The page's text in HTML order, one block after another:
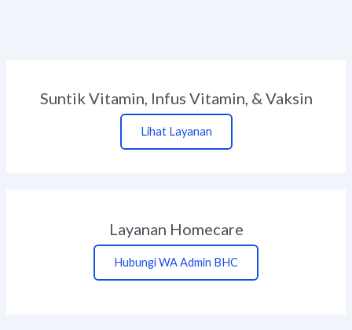
Suntik Vitamin, Infus Vitamin, & Vaksin
Lihat Layanan
Layanan Homecare
Hubungi WA Admin BHC